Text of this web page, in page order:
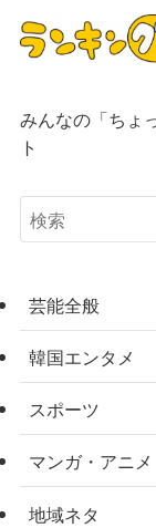
みんなの「ちょ
ト
芸能全般
韓国エンタメ
スポーツ
マンガ・アニ
地域ネタ